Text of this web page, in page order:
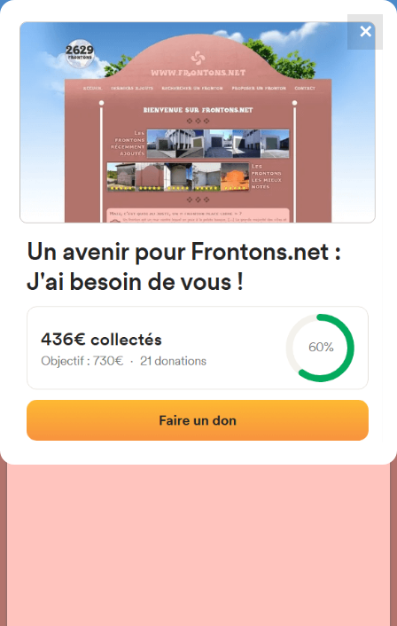
FRONTONS.NET
BUSCAR UN FRONTÓN
AÑADIR UN FRONTÓN
4784
frontones
z 46930 Valencia Espagne
Fotos Comentarios y reseñas
✕